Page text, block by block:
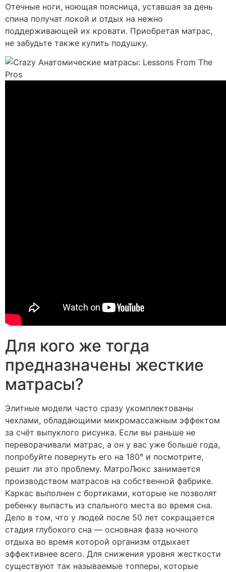
Отечные ноги, ноющая поясница, уставшая за день
спина получат покой и отдых на нежно
поддерживающей их кровати. Приобретая матрас,
не забудьте также купить подушку.
Для кого же тогда
предназначены жесткие
матрасы?
Элитные модели часто сразу укомплектованы
чехлами, обладающими микромассажным эффектом
за счёт выпуклого рисунка. Если вы раньше не
переворачивали матрас, а он у вас уже больше года,
попробуйте повернуть его на 180° и посмотрите,
решит ли это проблему. МатроЛюкс занимается
производством матрасов на собственной фабрике.
Каркас выполнен с бортиками, которые не позволят
ребенку выпасть из спального места во время сна.
Дело в том, что у людей после 50 лет сокращается
стадия глубокого сна — основная фаза ночного
отдыха во время которой организм отдыхает
эффективнее всего. Для снижения уровня жесткости
существуют так называемые топперы, которые